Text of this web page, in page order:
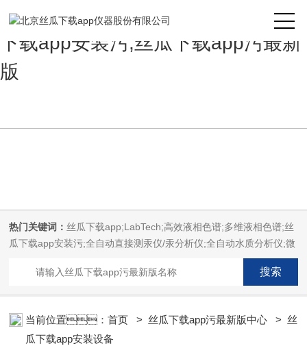
丝瓜下载app,丝瓜下载app安装,丝瓜
下载app安装污,丝瓜下载app污最新
版
热门关键词： 丝瓜下载app;LabTech;高效液相色谱;多维液相色谱;丝
瓜下载app安装污;全自动直接测汞仪/汞分析仪;全自动水质分析仪;微
波消解萃取系统;微波合成系统;微波灰化磺化系统;全自动固相萃取系
统;Dryvap全自动溶剂蒸发系统;激光固体烧蚀进样系统;循环水冷却
（LIMS;超净丝瓜下载app安装设计与工程;通风柜;化学安全
柜;AAICPICP-MSUV-VISHPLC耗材和配件
当前位置：首页 >丝瓜下载app污最新版中心 >丝
瓜下载app安装设备